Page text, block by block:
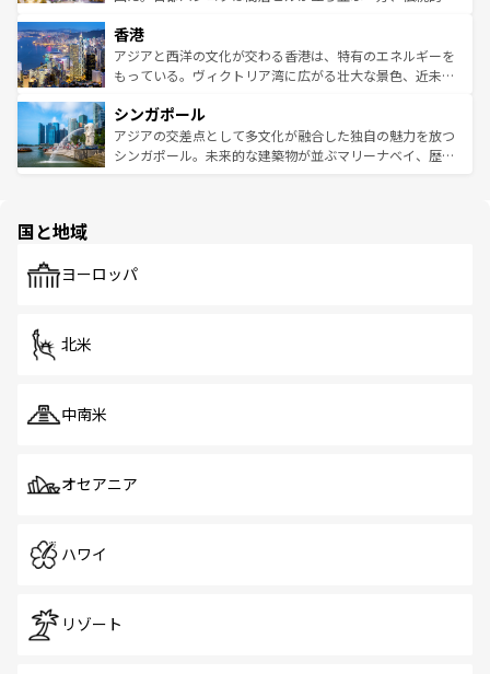
とつ。フォーやバインミー、ベトナムコーヒーなどは、ぜ
ひ現地で味わいたい。どの地域を訪れてもあたたかい人々
が旅行者を迎えてくれるので、きっと忘れられない旅にな
参照してほしい。
の活気が交差している。北部ではチェンマイなどの山岳地
帯で自然と触れ合い、南部ではプーケットやクラビの美し
いビーチでリゾート気分を楽しむことができる。タイ料理
激する。気候は一年中温暖で、どの季節にも異なる楽しみ
が待っている。親しみやすいタイの人々、仏教を中心とし
た文化、そして多様な観光資源が、訪れる旅人を魅了し続
香港
アジアと西洋の文化が交わる香港は、特有のエネルギーを
もっている。ヴィクトリア湾に広がる壮大な景色、近未来
み、どこを訪れても感動するはず。観光スポットが密集し
ており、効率よく見どころを回れるのも魅力。息をのむよ
うな絶景から文化的な体験まで、香港を存分に楽しみ尽く
シンガポール
アジアの交差点として多文化が融合した独自の魅力を放つ
シンガポール。未来的な建築物が並ぶマリーナベイ、歴史
で、ホーカーズは地元の風情を楽しめる外せないスポット
国と地域
ヨーロッパ
北米
中南米
オセアニア
ハワイ
リゾート